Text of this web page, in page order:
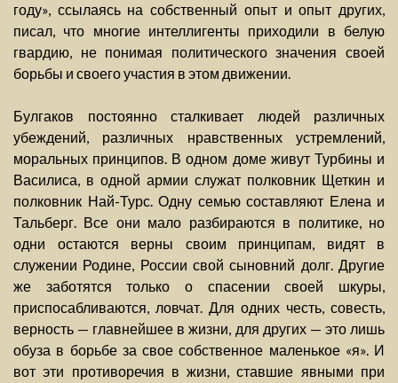
году», ссылаясь на собственный опыт и опыт других,
писал, что многие интеллигенты приходили в белую
гвардию, не понимая политического значения своей
борьбы и своего участия в этом движении.
Булгаков постоянно сталкивает людей различных
убеждений, различных нравственных устремлений,
моральных принципов. В одном доме живут Турбины и
Василиса, в одной армии служат полковник Щеткин и
полковник Най-Турс. Одну семью составляют Елена и
Тальберг. Все они мало разбираются в политике, но
одни остаются верны своим принципам, видят в
служении Родине, России свой сыновний долг. Другие
же заботятся только о спасении своей шкуры,
приспосабливаются, ловчат. Для одних честь, совесть,
верность — главнейшее в жизни, для других — это лишь
обуза в борьбе за свое собственное маленькое «я». И
вот эти противоречия в жизни, ставшие явными при